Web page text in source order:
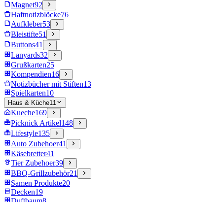
Magnet92
Haftnotizblöcke76
Aufkleber53
Bleistifte51
Buttons41
Lanyards32
Grußkarten25
Kompendien16
Notizbücher mit Stiften13
Spielkarten10
Haus & Küche11
Kueche169
Picknick Artikel148
Lifestyle135
Auto Zubehoer41
Käsebretter41
Tier Zubehoer39
BBQ-Grillzubehör21
Samen Produkte20
Decken19